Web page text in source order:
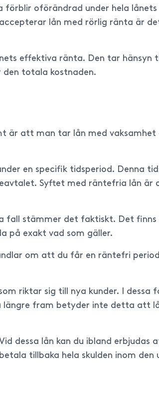
oförändrad under hela
lån med rörlig ränta är
effektiva ränta. Den tar hänsyn
den totala kostnaden.
är att man tar lån med
en specifik tidsperiod. Denna
Syftet med räntefria lån är
stämmer det faktiskt. Det
på exakt vad som gäller.
om att du får en räntefri
riktar sig till nya kunder. I dessa
längre fram betyder inte detta att
dessa lån kan du ibland erbjudas
tillbaka hela skulden inom den